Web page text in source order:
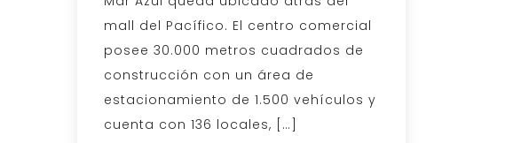
mall del Pacífico. El centro comercial
posee 30.000 metros cuadrados de
construcción con un área de
estacionamiento de 1.500 vehículos y
cuenta con 136 locales, […]